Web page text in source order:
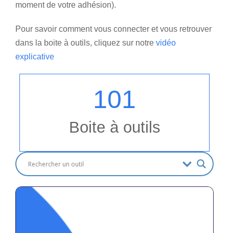
moment de votre adhésion).
Pour savoir comment vous connecter et vous retrouver
dans la boite à outils, cliquez sur notre vidéo
explicative
101
Boite à outils